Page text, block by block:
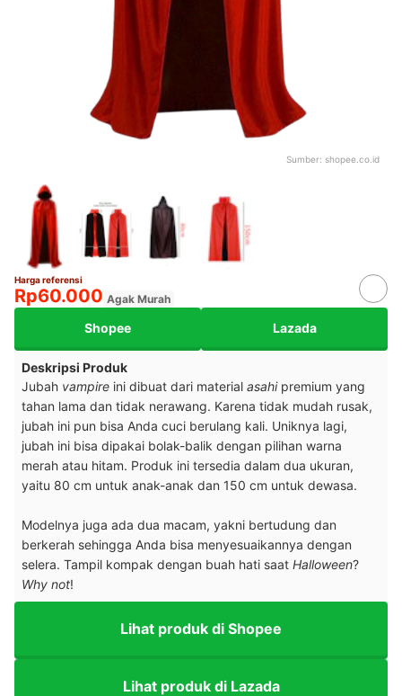
Sumber: shopee.co.id
Harga referensi
Rp60.000 Agak Murah
Shopee Lazada
Deskripsi Produk
Jubah vampire ini dibuat dari material asahipremium yang
tahan lama dan tidak nerawang. Karena tidak mudah rusak,
jubah ini pun bisa Anda cuci berulang kali. Uniknya lagi,
jubah ini bisa dipakai bolak-balik dengan pilihan warna
merah atau hitam. Produk ini tersedia dalam dua ukuran,
yaitu 80 cm untuk anak-anak dan 150 cm untuk dewasa.
Modelnya juga ada dua macam, yakni bertudung dan
berkerah sehingga Anda bisa menyesuaikannya dengan
selera. Tampil kompak dengan buah hati saat Halloween?
Why not!
Lihat produk di Shopee
Lihat produk di Lazada